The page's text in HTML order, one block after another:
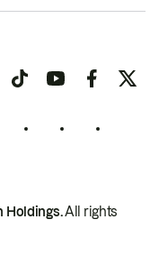
Holdings.All rights